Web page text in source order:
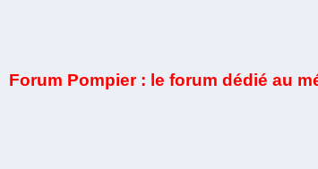
Forum Pompier : le forum dédié au